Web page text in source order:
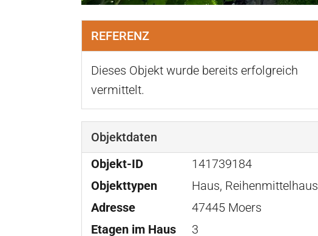
REFERENZ
Dieses Objekt wurde bereits erfolgreich
vermittelt.
Objektdaten
Objekt-ID
141739184
Objekttypen
Haus, Reihenmittelhaus
Adresse
47445 Moers
Etagen im Haus
3